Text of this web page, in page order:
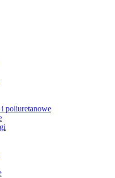
poliuretanowe